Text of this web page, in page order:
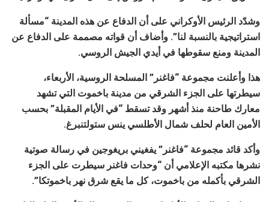
وشدّد الرئيس الأوكراني على أن الدفاع عن هذه المدينة “مسألة
استراتيجية بالنسبة لنا”. وأضاف أن قواته مصممة على الدفاع عن
المدينة ومنع سقوطها في أيدي الجيش الروسي.
هذا وأعلنت مجموعة “فاغنر” المسلحة الروسية، الأربعاء،
سيطرتها على الجزء الشرقي من مدينة باخموت التي تشهد
معارك طاحنة منذ أشهر وقد تسقط “في الأيام المقبلة” بحسب
الأمين العام لحلف شمال الأطلسي ينس ستولتنبرغ.
وأكد قائد مجموعة “فاغنر” يفغيني بريغوجين في رسالة صوتية
نشرها مكتبه الإعلامي أن “وحدات فاغنر سيطرت على الجزء
الشرقي بأكمله من باخموت، كل ما يقع شرق نهر باخموتكا”.